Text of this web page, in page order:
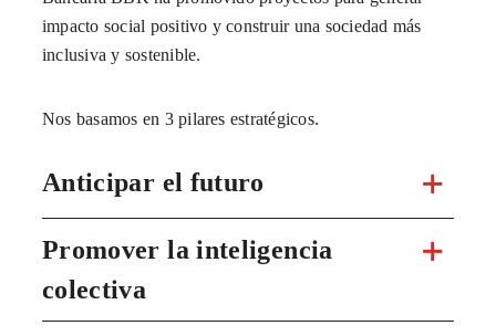
impacto social positivo y construir una sociedad más
inclusiva y sostenible.
Nos basamos en 3 pilares estratégicos.
Anticipar el futuro
Promover la inteligencia
colectiva